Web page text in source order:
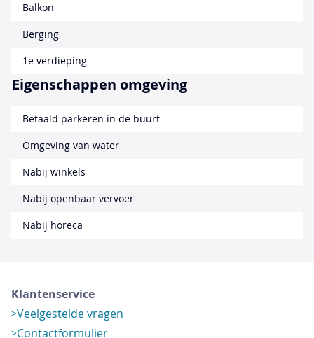
Balkon
Berging
1e verdieping
Eigenschappen omgeving
Betaald parkeren in de buurt
Omgeving van water
Nabij winkels
Nabij openbaar vervoer
Nabij horeca
Klantenservice
Veelgestelde vragen
Contactformulier